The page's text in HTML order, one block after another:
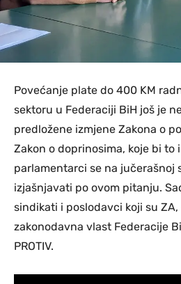
Povećanje plate do 400 KM
sektoru u Federaciji BiH još je
predložene izmjene Zakona o
Zakon o doprinosima, koje bi to
parlamentarci se na jučerašnoj
izjašnjavati po ovom pitanju.
sindikati i poslodavci koji su ZA,
zakonodavna vlast Federacije
PROTIV.